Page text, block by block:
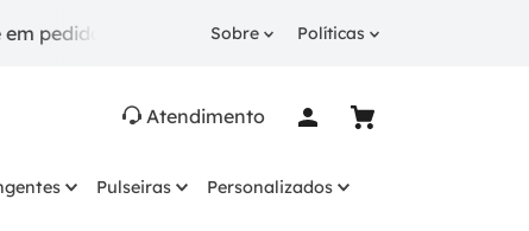
a partir de R$ 249. 10% OFFna 1ª compra com
Sobre Políticas
Atendimento
Pulseiras Personalizados